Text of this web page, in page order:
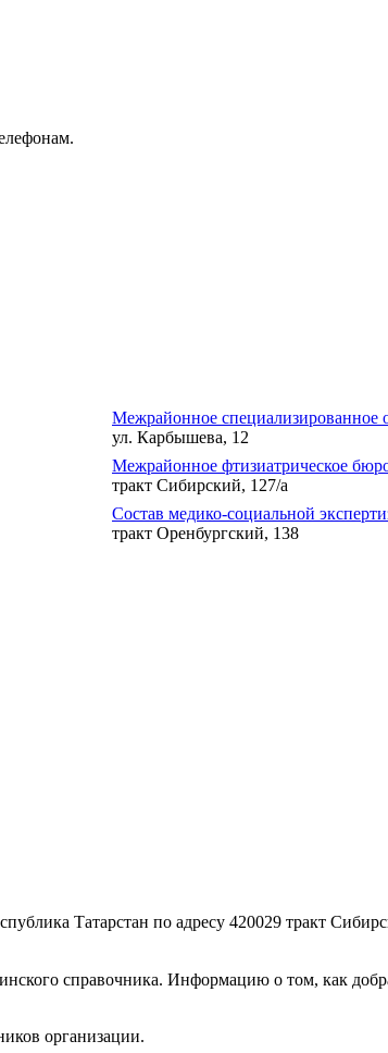
Межрайонное специализированное
ул. Карбышева, 12
Межрайонное фтизиатрическое
тракт Сибирский, 127/а
Состав медико-социальной
тракт Оренбургский, 138
Татарстан по адресу 420029 тракт
справочника. Информацию о том, как
организации.